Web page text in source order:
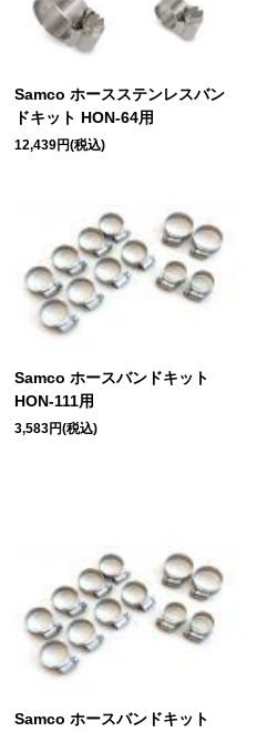
Samco ホースステンレスバン
ドキット HON-64用
12,439円(税込)
Samco ホースバンドキット
HON-111用
3,583円(税込)
Samco ホースバンドキット